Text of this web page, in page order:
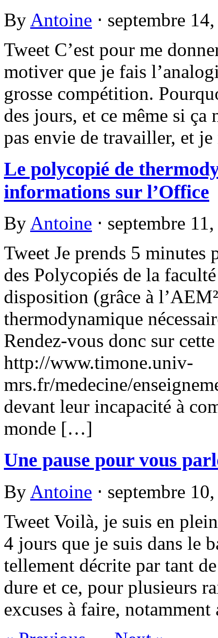
By Antoine ⋅ septembre
Tweet C’est pour me
motiver que je fais
grosse compétition.
des jours, et ce même si ça
pas envie de travailler, et
Le polycopié de
informations sur l’Office
By Antoine ⋅ septembre
Tweet Je prends 5
des Polycopiés de la
disposition (grâce à
thermodynamique
Rendez-vous donc sur cette
http://www.timone.univ-
mrs.fr/medecine/
devant leur incapacité à
monde […]
Une pause pour vous
By Antoine ⋅ septembre
Tweet Voilà, je suis en
4 jours que je suis dans le
tellement décrite par tant
dure et ce, pour plusieurs
excuses à faire,